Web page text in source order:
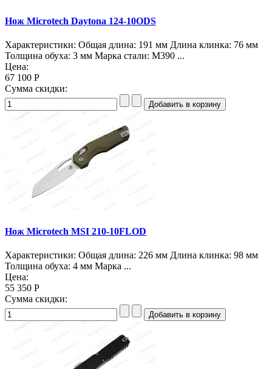
Нож Microtech Daytona 124-10ODS
Характеристики: Общая длина: 191 мм Длина клинка: 76 мм
Толщина обуха: 3 мм Марка стали: M390 ...
Цена:
67 100 Р
Сумма скидки:
Нож Microtech MSI 210-10FLOD
Характеристики: Общая длина: 226 мм Длина клинка: 98 мм
Толщина обуха: 4 мм Марка ...
Цена:
55 350 Р
Сумма скидки: